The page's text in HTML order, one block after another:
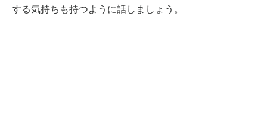
する気持ちも持つように話しましょう。